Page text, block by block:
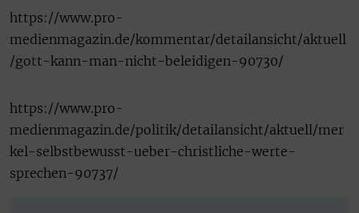
https://www.pro-
medienmagazin.de/kommentar/detailansicht/aktuell
/gott-kann-man-nicht-beleidigen-90730/
https://www.pro-
medienmagazin.de/politik/detailansicht/aktuell/mer
kel-selbstbewusst-ueber-christliche-werte-
sprechen-90737/